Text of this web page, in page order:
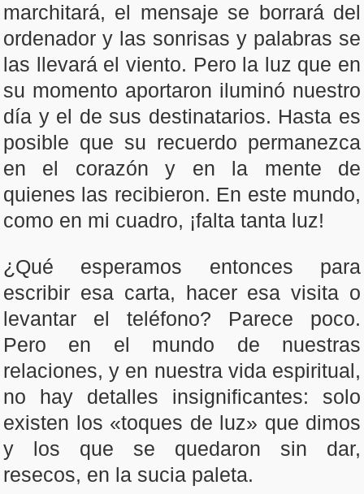
marchitará, el mensaje se borrará del
ordenador y las sonrisas y palabras se
las llevará el viento. Pero la luz que en
su momento aportaron iluminó nuestro
día y el de sus destinatarios. Hasta es
posible que su recuerdo permanezca
en el corazón y en la mente de
quienes las recibieron. En este mundo,
como en mi cuadro, ¡falta tanta luz!
¿Qué esperamos entonces para
escribir esa carta, hacer esa visita o
levantar el teléfono? Parece poco.
Pero en el mundo de nuestras
relaciones, y en nuestra vida espiritual,
no hay detalles insignificantes: solo
existen los «toques de luz» que dimos
y los que se quedaron sin dar,
resecos, en la sucia paleta.